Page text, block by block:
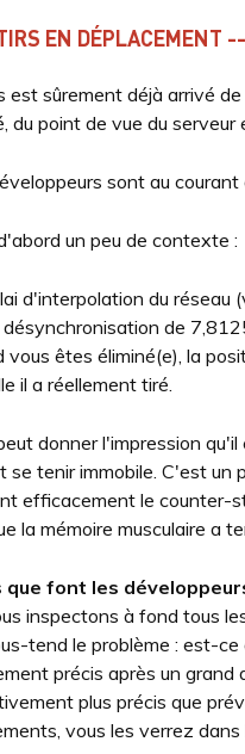
EN DÉPLACEMENT
est sûrement déjà arrivé
du point de vue du
sont au
un peu de contexte :
d'interpolation du réseau
de
vous êtes éliminé(e), la
il a réellement tiré.
donner l'impression
se tenir immobile. C'est un
efficacement le counter-
la mémoire musculaire a
que font les
inspectons à fond tous
tend le problème : est-
précis après un
plus précis que
vous les verrez